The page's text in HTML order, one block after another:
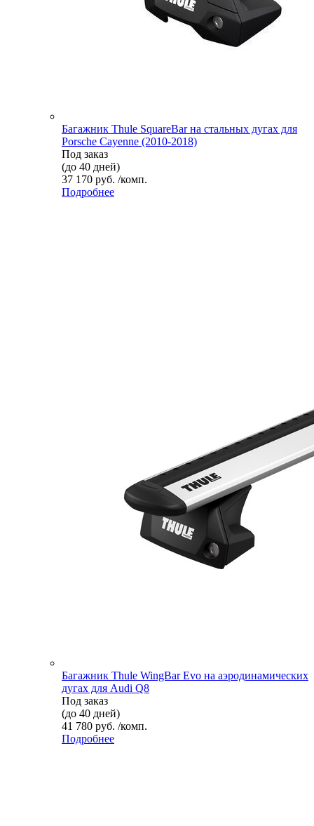
Багажник Thule SquareBar на стальных дугах для
Porsche Cayenne (2010-2018)
Под заказ
(до 40 дней)
37 170 руб. /комп.
Подробнее
Багажник Thule WingBar Evo на аэродинамических
дугах для Audi Q8
Под заказ
(до 40 дней)
41 780 руб. /комп.
Подробнее